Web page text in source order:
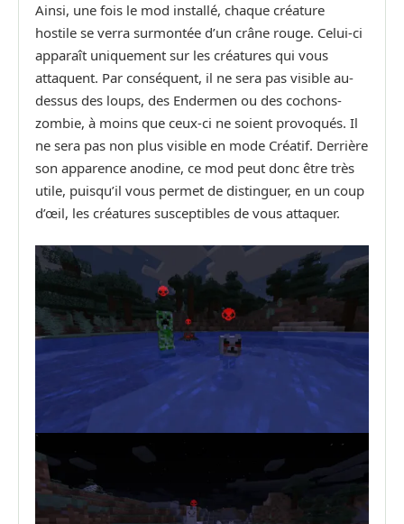
Ainsi, une fois le mod installé, chaque créature
hostile se verra surmontée d’un crâne rouge. Celui-ci
apparaît uniquement sur les créatures qui vous
attaquent. Par conséquent, il ne sera pas visible au-
dessus des loups, des Endermen ou des cochons-
zombie, à moins que ceux-ci ne soient provoqués. Il
ne sera pas non plus visible en mode Créatif. Derrière
son apparence anodine, ce mod peut donc être très
utile, puisqu’il vous permet de distinguer, en un coup
d’œil, les créatures susceptibles de vous attaquer.